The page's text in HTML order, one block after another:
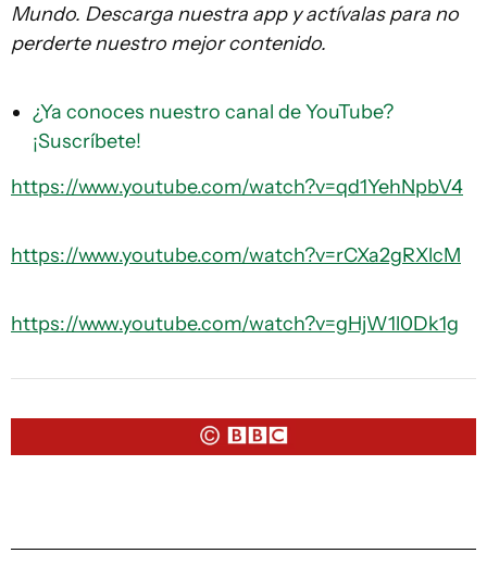
Mundo. Descarga nuestra app y actívalas para no
perderte nuestro mejor contenido.
¿Ya conoces nuestro canal de YouTube?
¡Suscríbete!
https://www.youtube.com/watch?v=qd1YehNpbV4
https://www.youtube.com/watch?v=rCXa2gRXlcM
https://www.youtube.com/watch?v=gHjW1l0Dk1g